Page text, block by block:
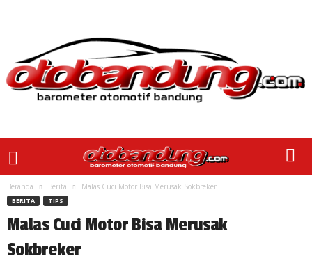
Beranda Berita Malas Cuci Motor Bisa Merusak Sokbreker
BERITA TIPS
Malas Cuci Motor Bisa Merusak
Sokbreker